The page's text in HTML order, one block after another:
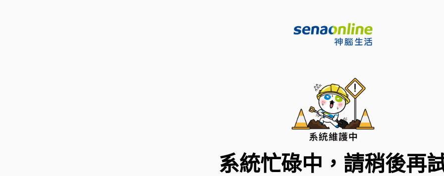
系統忙碌中，請稍後再